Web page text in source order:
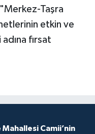
"Merkez-Taşra
etkin ve
fırsat
Mahallesi Camii’nin